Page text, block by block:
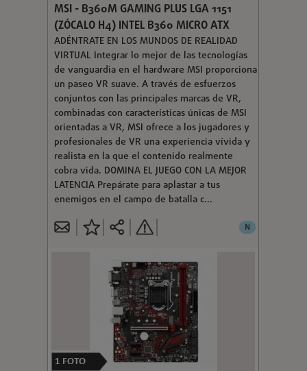
MSI - B360M GAMING PLUS LGA 1151
(ZÓCALO H4) INTEL B360 MICRO ATX
ADÉNTRATE EN LOS MUNDOS DE REALIDAD
VIRTUAL Integrar lo mejor de las tecnologías
de vanguardia en el hardware MSI proporciona
un paseo VR suave. A través de esfuerzos
conjuntos con las principales marcas de VR,
combinadas con características únicas de MSI
orientadas a VR, MSI ofrece a los jugadores y
profesionales de VR una experiencia vívida y
realista en la que el contenido realmente
cobra vida. DOMINA EL JUEGO CON LA MEJOR
LATENCIA Prepárate para aplastar a tus
enemigos en el campo de batalla c...
N
1 FOTO